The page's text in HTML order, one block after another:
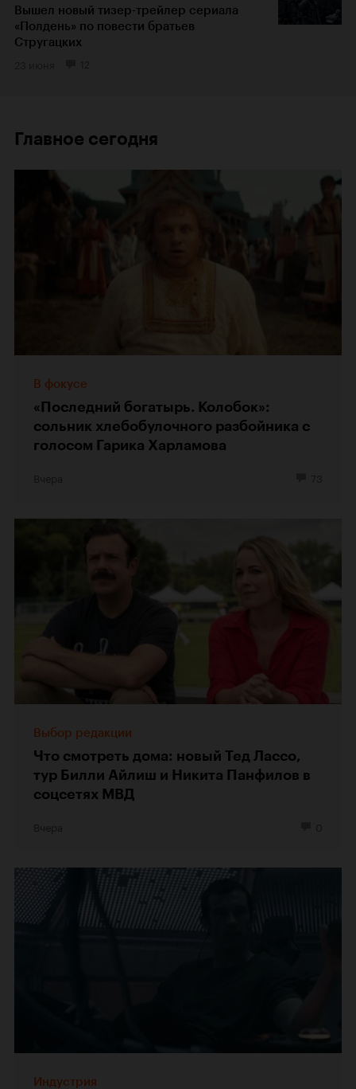
Вышел новый тизер-трейлер сериала
«Полдень» по повести братьев
Стругацких
Главное сегодня
В фокусе
«Последний богатырь. Колобок»:
сольник хлебобулочного разбойника с
голосом Гарика Харламова
Выбор редакции
Что смотреть дома: новый Тед Лассо,
тур Билли Айлиш и Никита Панфилов в
соцсетях МВД
Индустрия